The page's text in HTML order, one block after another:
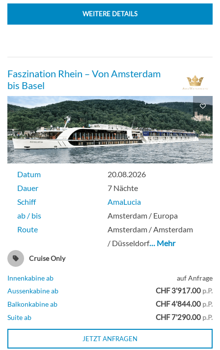
Suite
WEITERE DETAILS
Faszination Rhein – Von Amsterdam
bis Basel
Datum
20.08.2026
Dauer
7 Nächte
Schiff
AmaLucia
ab / bis
Amsterdam / Europa
Route
Amsterdam / Amsterdam
/ Düsseldorf… Mehr
Cruise Only
Innenkabine ab
auf Anfrage
Aussenkabine ab
CHF 3'917.00 p.P.
Balkonkabine ab
CHF 4'844.00 p.P.
Suite ab
CHF 7'290.00 p.P.
JETZT ANFRAGEN